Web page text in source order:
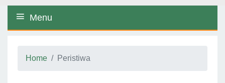
Menu
Home Peristiwa